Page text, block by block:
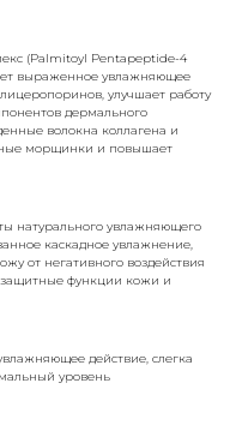
(Palmitoyl Pentapeptide-4
выраженное увлажняющее
улучшает работу
дермального
волокна коллагена и
морщинки и повышает
натурального увлажняющего
каскадное увлажнение,
от негативного воздействия
функции кожи и
действие, слегка
уровень